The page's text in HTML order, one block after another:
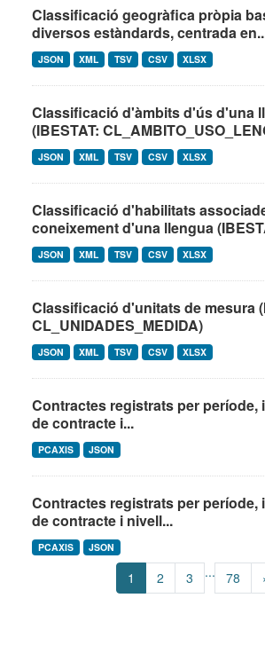
Classificació geogràfica pròpia
diversos estàndards, centrada
JSON XML TSV CSV XLSX
Classificació d'àmbits d'ús d'una
(IBESTAT:
JSON XML TSV CSV XLSX
Classificació d'habilitats
coneixement d'una llengua
JSON XML TSV CSV XLSX
Classificació d'unitats de mesura
CL_UNIDADES_MEDIDA)
JSON XML TSV CSV XLSX
Contractes registrats per període,
de contracte i...
PCAXIS JSON
Contractes registrats per període,
de contracte i nivell...
PCAXIS JSON
1 2 3 ... 78